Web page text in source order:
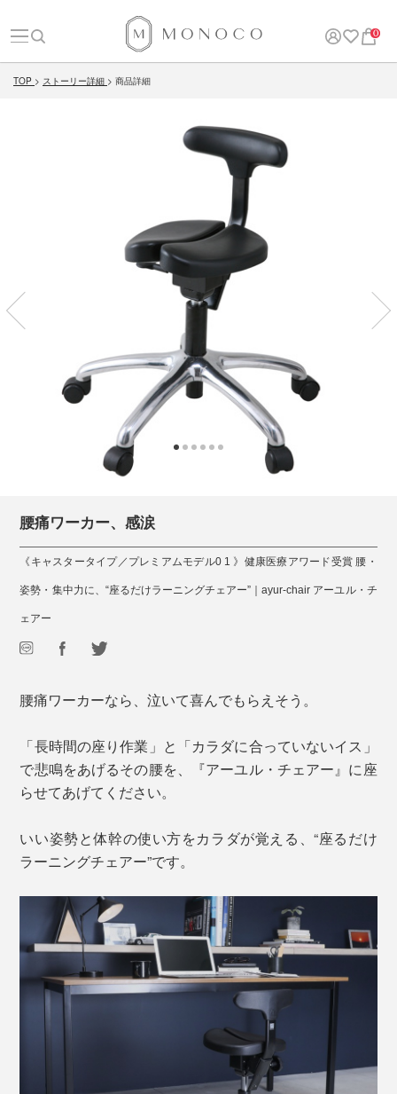
0
TOP ストーリー詳細 商品詳細
腰痛ワーカー、感涙
《キャスタータイプ／プレミアムモデル0 1 》健康医療アワード受賞 腰・
姿勢・集中力に、“座るだけラーニングチェアー”｜ayur-chair アーユル・チ
ェアー
腰痛ワーカーなら、泣いて喜んでもらえそう。
「長時間の座り作業」と「カラダに合っていないイス」
で悲鳴をあげるその腰を、『アーユル・チェアー』に座
らせてあげてください。
いい姿勢と体幹の使い方をカラダが覚える、“座るだけ
ラーニングチェアー”です。